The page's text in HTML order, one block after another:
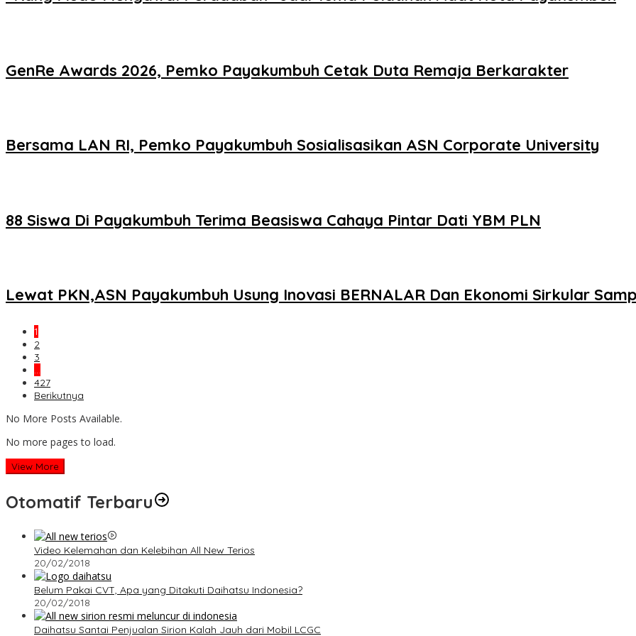
GenRe Awards 2026, Pemko Payakumbuh Cetak Duta Remaja Berkarakter
Bersama LAN RI, Pemko Payakumbuh Sosialisasikan ASN Corporate University
88 Siswa Di Payakumbuh Terima Beasiswa Cahaya Pintar Dati YBM PLN
Lewat PKN,ASN Payakumbuh Usung Inovasi BERNALAR Dan Ekonomi Sirkular
1
2
3
…
427
Berikutnya
No More Posts Available.
No more pages to load.
View More
Otomatif Terbaru
Video Kelemahan dan Kelebihan All New Terios
20/02/2018
Belum Pakai CVT, Apa yang Ditakuti Daihatsu Indonesia?
20/02/2018
Daihatsu Santai Penjualan Sirion Kalah Jauh dari Mobil LCGC